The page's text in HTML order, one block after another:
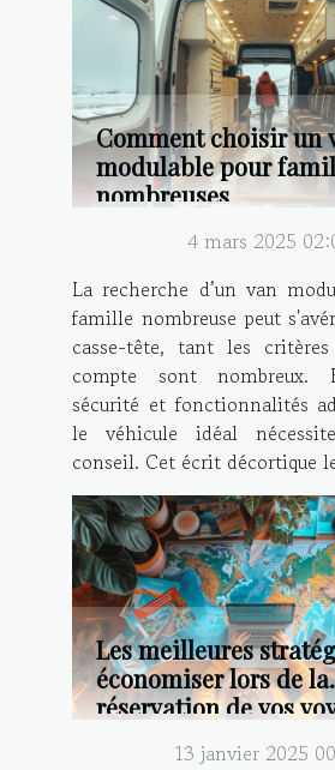
Comment choisir un
modulable pour
nombreuses
4 mars 2025
La recherche d’un van
famille nombreuse peut
casse-tête, tant les
compte sont nombreux.
sécurité et fonctionnalités
le véhicule idéal
conseil. Cet écrit décortique
Les meilleures
économiser lors de la
réservation de vos
13 janvier 2025